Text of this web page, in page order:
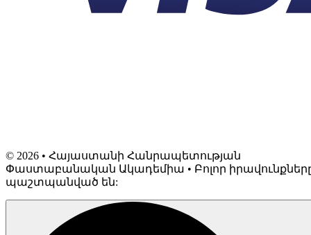
© 2026 • Հայաստանի Հանրապետության
Փաստաբանական Ակադեմիա • Բոլոր
պաշտպանված են: